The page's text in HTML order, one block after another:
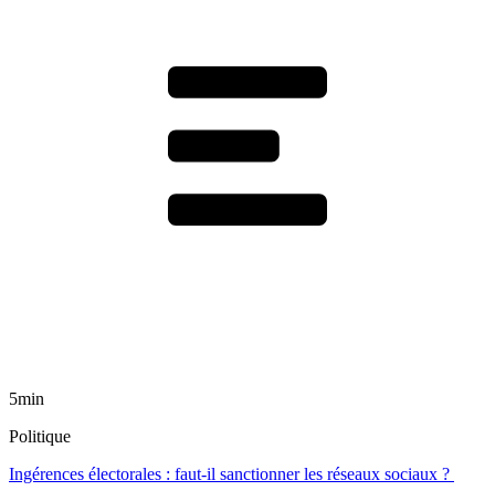
5min
Politique
Ingérences électorales : faut-il sanctionner les réseaux sociaux ?